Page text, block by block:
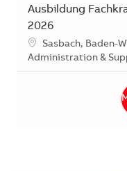
Ausbildung
2026
Standort
Sasbach, Baden-
Kategorie
Administration &